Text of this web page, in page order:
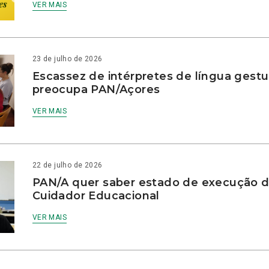
VER MAIS
23 de julho de 2026
Escassez de intérpretes de língua
preocupa PAN/Açores
VER MAIS
22 de julho de 2026
PAN/A quer saber estado de execução
Cuidador Educacional
VER MAIS